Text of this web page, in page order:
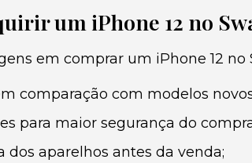
um iPhone 12 no
em comprar um iPhone 12 no
comparação com modelos
para maior segurança do
dos aparelhos antes da venda;